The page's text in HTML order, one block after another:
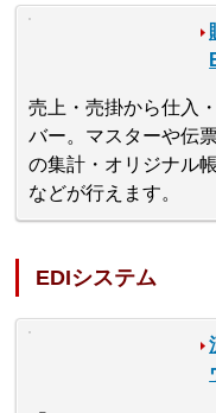
売上・売掛から仕入
バー。マスターや伝
の集計・オリジナル
などが行えます。
EDIシステム